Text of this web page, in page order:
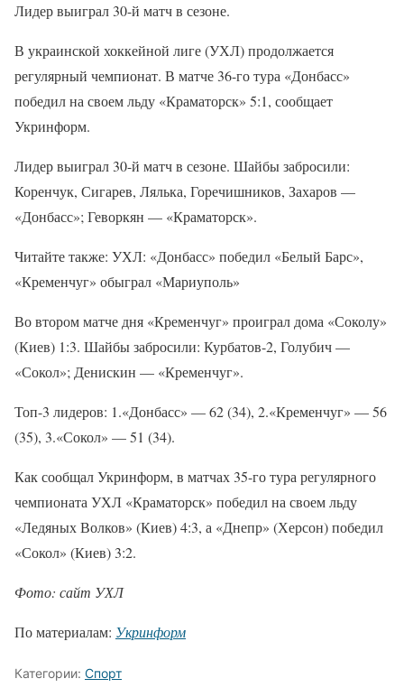
Лидер выиграл 30-й матч в сезоне.
В украинской хоккейной лиге (УХЛ) продолжается
регулярный чемпионат. В матче 36-го тура «Донбасс»
победил на своем льду «Краматорск» 5:1, сообщает
Укринформ.
Лидер выиграл 30-й матч в сезоне. Шайбы забросили:
Коренчук, Сигарев, Лялька, Горечишников, Захаров —
«Донбасс»; Геворкян — «Краматорск».
Читайте также: УХЛ: «Донбасс» победил «Белый Барс»,
«Кременчуг» обыграл «Мариуполь»
Во втором матче дня «Кременчуг» проиграл дома «Соколу»
(Киев) 1:3. Шайбы забросили: Курбатов-2, Голубич —
«Сокол»; Денискин — «Кременчуг».
Топ-3 лидеров: 1.«Донбасс» — 62 (34), 2.«Кременчуг» — 56
(35), 3.«Сокол» — 51 (34).
Как сообщал Укринформ, в матчах 35-го тура регулярного
чемпионата УХЛ «Краматорск» победил на своем льду
«Ледяных Волков» (Киев) 4:3, а «Днепр» (Херсон) победил
«Сокол» (Киев) 3:2.
Фото: сайт УХЛ
По материалам: Укринформ
Категории: Спорт